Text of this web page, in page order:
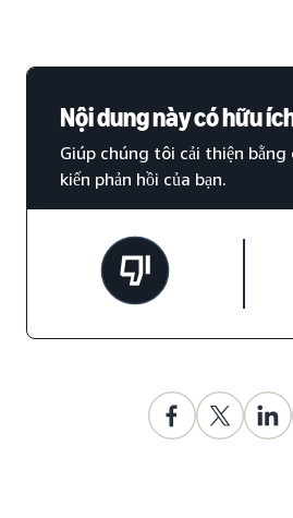
Nội dung này có hữu
Giúp chúng tôi cải thiện bằng
kiến phản hồi của bạn.